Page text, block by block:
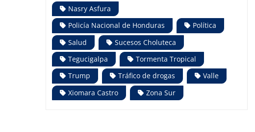
Nasry Asfura
Policía Nacional de Honduras
Política
Salud
Sucesos Choluteca
Tegucigalpa
Tormenta Tropical
Trump
Tráfico de drogas
Valle
Xiomara Castro
Zona Sur